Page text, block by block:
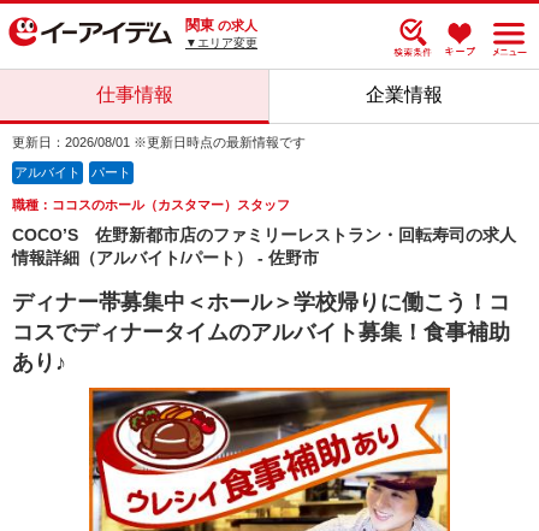
関東 の求人
▼エリア変更
仕事情報 企業情報
更新日：2026/08/01 ※更新日時点の最新情報です
アルバイト パート
職種：ココスのホール（カスタマー）スタッフ
COCO’S 佐野新都市店のファミリーレストラン・回転寿司の求人
情報詳細（アルバイト/パート） - 佐野市
ディナー帯募集中＜ホール＞学校帰りに働こう！コ
コスでディナータイムのアルバイト募集！食事補助
あり♪